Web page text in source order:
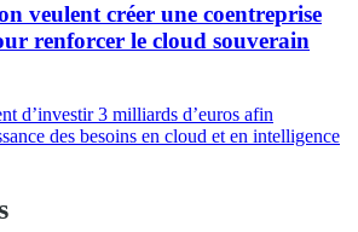
veulent créer une coentreprise
renforcer le cloud souverain
d’investir 3 milliards d’euros afin
des besoins en cloud et en intelligence